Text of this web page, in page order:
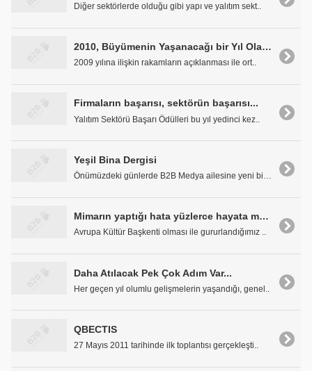
Diğer sektörlerde olduğu gibi yapı ve yalıtım sekt..
2010, Büyümenin Yaşanacağı bir Yıl Olacak!..
2009 yılına ilişkin rakamların açıklanması ile ort..
Firmaların başarısı, sektörün başarısı...
Yalıtım Sektörü Başarı Ödülleri bu yıl yedinci kez..
Yeşil Bina Dergisi
Önümüzdeki günlerde B2B Medya ailesine yeni bir ya..
Mimarın yaptığı hata yüzlerce hayata mal olur...
Avrupa Kültür Başkenti olması ile gururlandığımız ..
Daha Atılacak Pek Çok Adım Var...
Her geçen yıl olumlu gelişmelerin yaşandığı, genel..
QBECTIS
27 Mayıs 2011 tarihinde ilk toplantısı gerçekleşti..